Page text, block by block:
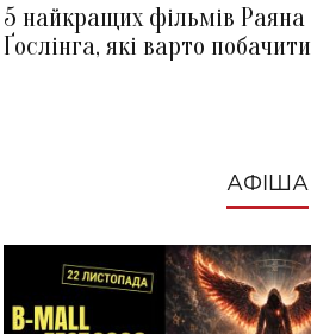
5 найкращих фільмів Раяна
Ґослінга, які варто побачити
АФІША